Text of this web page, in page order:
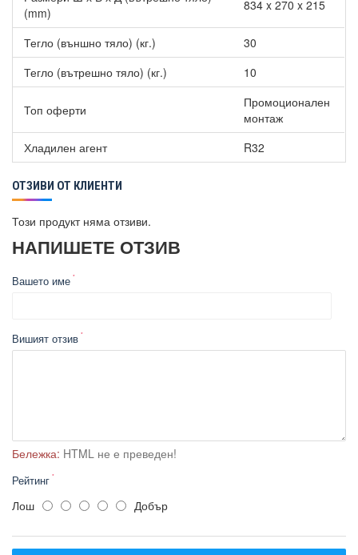
(mm)
834 x 270 x 215
Тегло (външно тяло) (кг.)
30
Тегло (вътрешно тяло) (кг.)
10
Топ оферти
Промоционален
монтаж
Хладилен агент
R32
ОТЗИВИ ОТ КЛИЕНТИ
Този продукт няма отзиви.
НАПИШЕТЕ ОТЗИВ
Вашето име
Вишият отзив
Бележка: HTML не е преведен!
Рейтинг
Лош Добър